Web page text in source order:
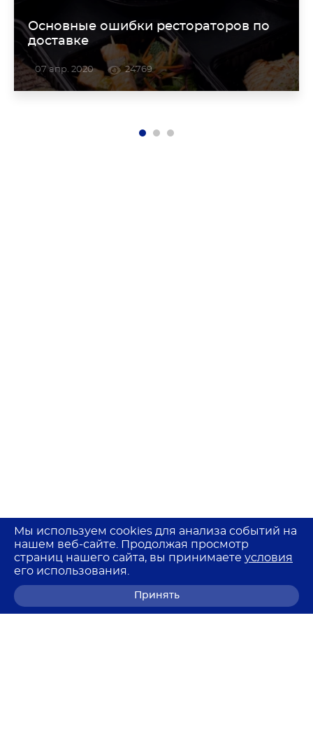
Основные ошибки рестораторов по
доставке
07 апр. 2020 24769
Мы используем cookies для анализа событий на
нашем веб-сайте. Продолжая просмотр
страниц нашего сайта, вы принимаете условия
его использования.
Принять